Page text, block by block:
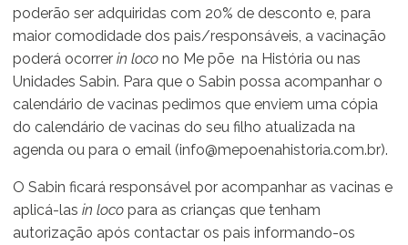
poderão ser adquiridas com 20% de desconto e, para
maior comodidade dos pais/responsáveis, a vacinação
poderá ocorrer in loco no Me põe na História ou nas
Unidades Sabin. Para que o Sabin possa acompanhar o
calendário de vacinas pedimos que enviem uma cópia
do calendário de vacinas do seu filho atualizada na
agenda ou para o email (info@mepoenahistoria.com.br).
O Sabin ficará responsável por acompanhar as vacinas e
aplicá-las in loco para as crianças que tenham
autorização após contactar os pais informando-os